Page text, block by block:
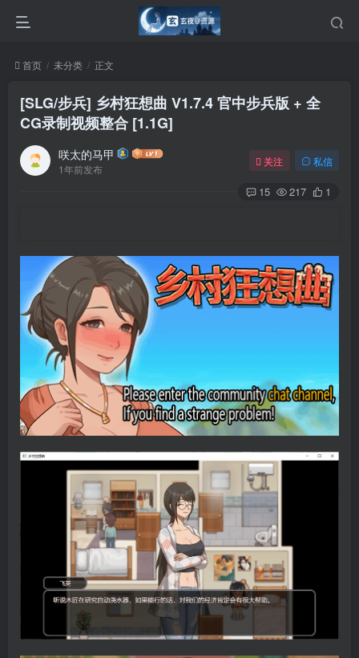
首页 未分类 正文
[SLG/步兵] 乡村狂想曲 V1.7.4 官中步兵版 + 全
CG录制视频整合 [1.1G]
咲太的马甲
1年前发布
关注 私信
15 217 1